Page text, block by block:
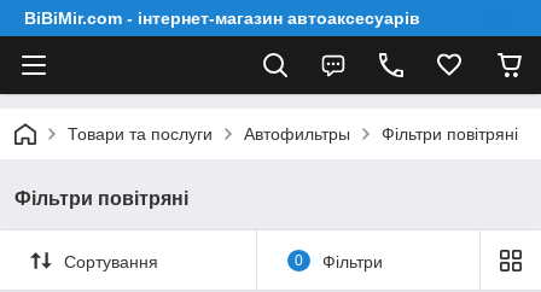
BiBiMir.com - інтернет-магазин автоаксесуарів
Товари та послуги Автофильтры Фільтри повітряні
Фільтри повітряні
Сортування 0 Фільтри